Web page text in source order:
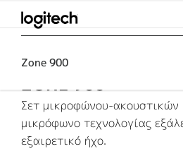
LOGITECH
ZONE
900
Zone 900
ZONE 900
Σετ μικροφώνου-ακουστικών
μικρόφωνο τεχνολογίας
εξαιρετικό ήχο.